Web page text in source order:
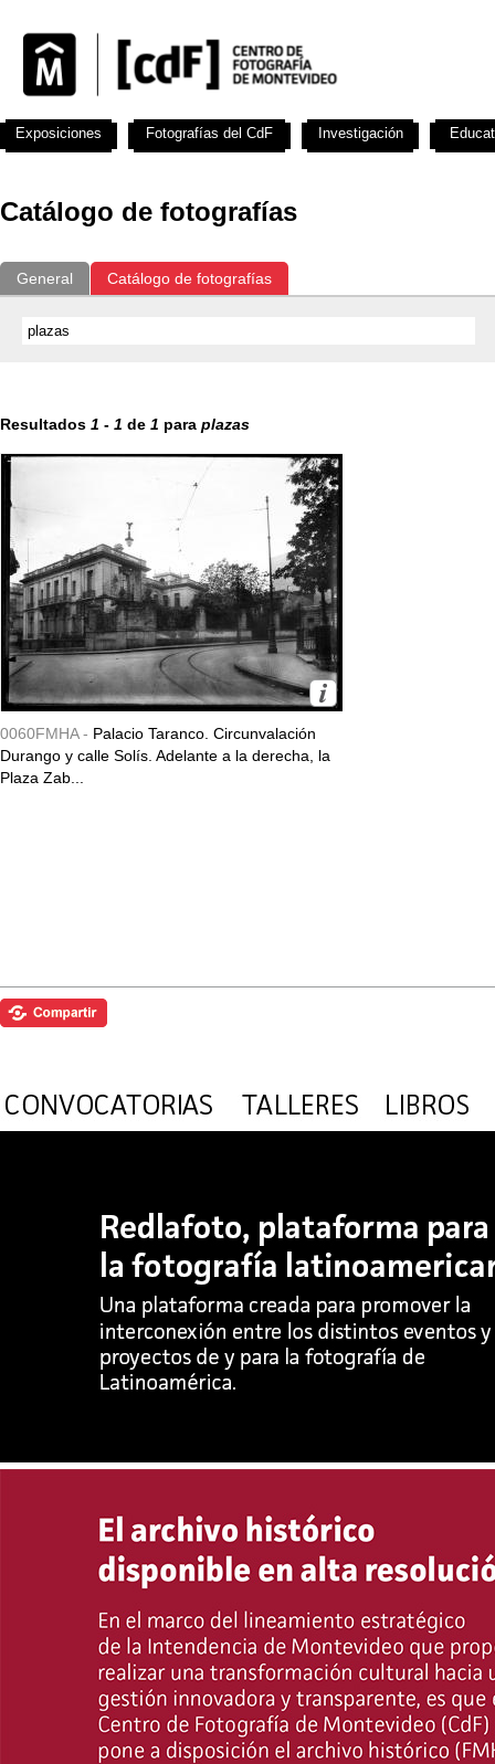
Catálogo de fotografías
General Catálogo de fotografías
Resultados 1 - 1 de 1 para plazas
0060FMHA - Palacio Taranco. Circunvalación
Durango y calle Solís. Adelante a la derecha, la
Plaza Zab...
Exposiciones Fotografías del CdF Investigación